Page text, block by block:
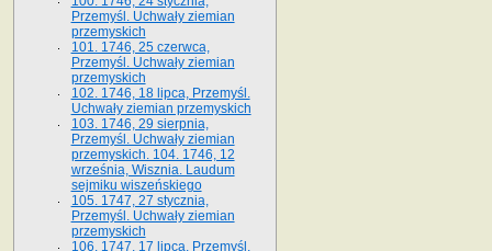
Przemyśl. Uchwały ziemian
przemyskich
101. 1746, 25 czerwca,
Przemyśl. Uchwały ziemian
przemyskich
102. 1746, 18 lipca, Przemyśl.
Uchwały ziemian przemyskich
103. 1746, 29 sierpnia,
Przemyśl. Uchwały ziemian
przemyskich. 104. 1746, 12
września, Wisznia. Laudum
sejmiku wiszeńskiego
105. 1747, 27 stycznia,
Przemyśl. Uchwały ziemian
przemyskich
106. 1747, 17 lipca, Przemyśl.